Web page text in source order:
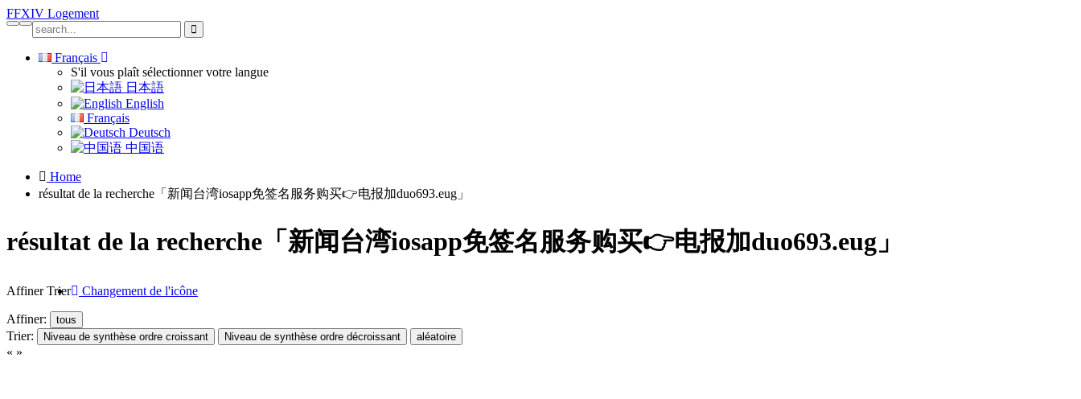
FFXIV Logement
Français
S'il vous plaît sélectionner votre langue
日本語
English
Français
Deutsch
中国语
Home
résultat de la recherche「新闻台湾iosapp免签名服务购买👉电报加duo693.eug」
résultat de la recherche「新闻台湾iosapp免签名服务购买👉电报加duo693.eug」
Affiner Trier Changement de l'icône
Affiner: tous
Trier: Niveau de synthèse ordre croissant Niveau de synthèse ordre décroissant aléatoire
« »